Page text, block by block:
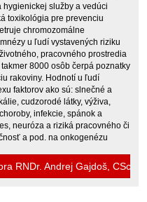
hygienickej služby a vedúci
toxikológia pre prevenciu
chromozomálne
u ľudí vystavených riziku
pracovného prostredia
8000 osôb čerpá poznatky
rakoviny. Hodnotí u ľudí
faktorov ako sú: slnečné a
cudzorodé látky, výživa,
infekcie, spánok a
neuróza a riziká pracovného či
a pod. na onkogenézu
RNDr. Andrej Gajdoš, CSc.